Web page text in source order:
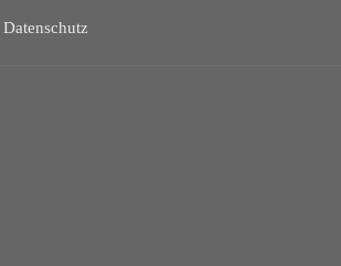
Datenschutz